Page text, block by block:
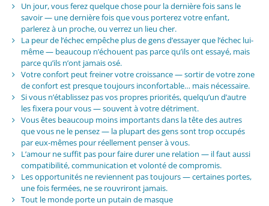
Un jour, vous ferez quelque chose pour la dernière fois sans le
savoir — une dernière fois que vous porterez votre enfant,
parlerez à un proche, ou verrez un lieu cher.
La peur de l’échec empêche plus de gens d’essayer que l’échec lui-
même — beaucoup n’échouent pas parce qu’ils ont essayé, mais
parce qu’ils n’ont jamais osé.
Votre confort peut freiner votre croissance — sortir de votre zone
de confort est presque toujours inconfortable… mais nécessaire.
Si vous n’établissez pas vos propres priorités, quelqu’un d’autre
les fixera pour vous — souvent à votre détriment.
Vous êtes beaucoup moins importants dans la tête des autres
que vous ne le pensez — la plupart des gens sont trop occupés
par eux-mêmes pour réellement penser à vous.
L’amour ne suffit pas pour faire durer une relation — il faut aussi
compatibilité, communication et volonté de compromis.
Les opportunités ne reviennent pas toujours — certaines portes,
une fois fermées, ne se rouvriront jamais.
Tout le monde porte un putain de masque